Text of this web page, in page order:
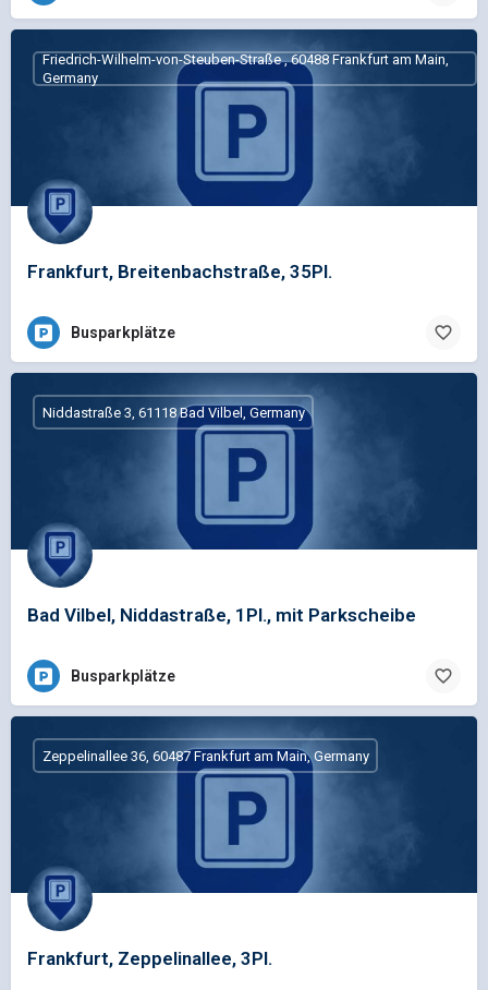
Frankfurt, Breitenbachstraße, 35Pl.
Friedrich-Wilhelm-von-Steuben-Straße , 60488 Frankfurt am Main,
Germany
Busparkplätze
Bad Vilbel, Niddastraße, 1Pl., mit Parkscheibe
Niddastraße 3, 61118 Bad Vilbel, Germany
Busparkplätze
Frankfurt, Zeppelinallee, 3Pl.
Zeppelinallee 36, 60487 Frankfurt am Main, Germany